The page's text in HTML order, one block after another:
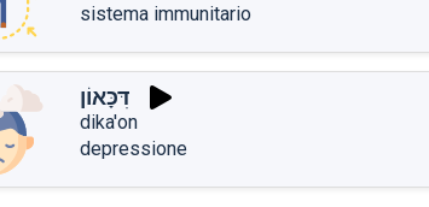
sistema immunitario
דִּכָּאוֹן
dika'on
depressione